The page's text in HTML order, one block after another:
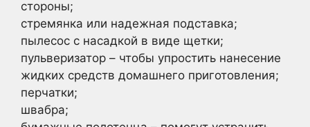
стороны;
стремянка или надежная подставка;
пылесос с насадкой в виде щетки;
пульверизатор – чтобы упростить нанесение
жидких средств домашнего приготовления;
перчатки;
швабра;